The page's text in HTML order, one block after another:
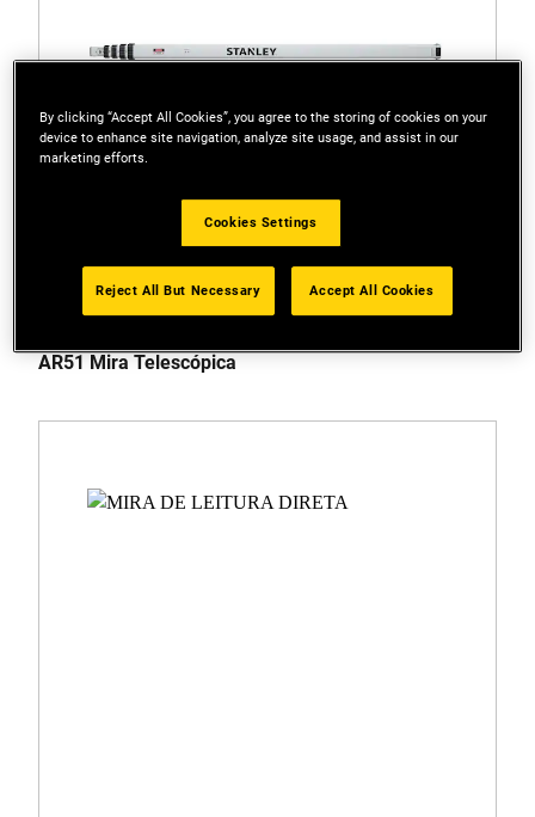
AR51 Mira Telescópica
By clicking “Accept All Cookies”, you agree to the storing of cookies on your
device to enhance site navigation, analyze site usage, and assist in our
marketing efforts.
Cookies Settings
Reject All But Necessary Accept All Cookies